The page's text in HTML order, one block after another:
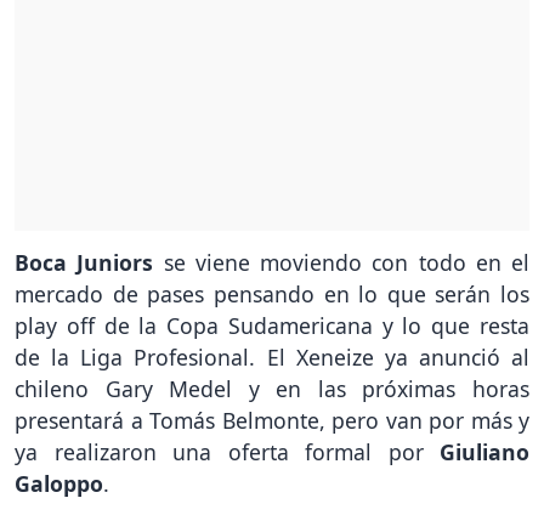
Boca Juniors se viene moviendo con todo en el
mercado de pases pensando en lo que serán los
play off de la Copa Sudamericana y lo que resta
de la Liga Profesional. El Xeneize ya anunció al
chileno Gary Medel y en las próximas horas
presentará a Tomás Belmonte, pero van por más y
ya realizaron una oferta formal por Giuliano
Galoppo.